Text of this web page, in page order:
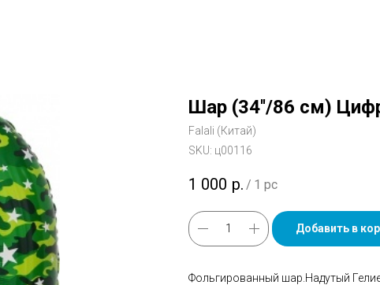
Шар (34''/86 см)
Falali (Китай)
SKU: ц00116
1 000 р. / 1 pc
Добавить в
Фольгированный шар.Надутый